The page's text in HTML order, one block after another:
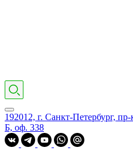
192012, г. Санкт-Петербург,
Б, оф. 338